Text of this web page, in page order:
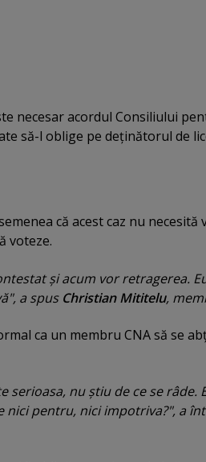
necesar acordul Consiliului
să-l oblige pe deţinătorul de
că acest caz nu
voteze.
şi acum vor retragerea.
a spus Christian Mititelu,
ca un membru CNA să se
serioasa, nu ştiu de ce se râde.
nici pentru, nici impotriva?", a